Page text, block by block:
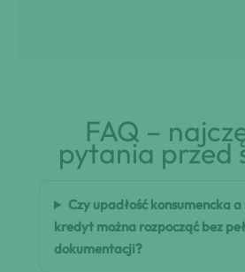
FAQ –
pytania przed
Czy upadłość konsumencka
kredyt można rozpocząć bez
dokumentacji?